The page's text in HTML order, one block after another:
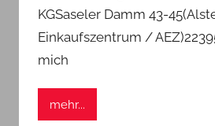
KGSaseler Damm 43-
Einkaufszentrum /
mich
mehr...